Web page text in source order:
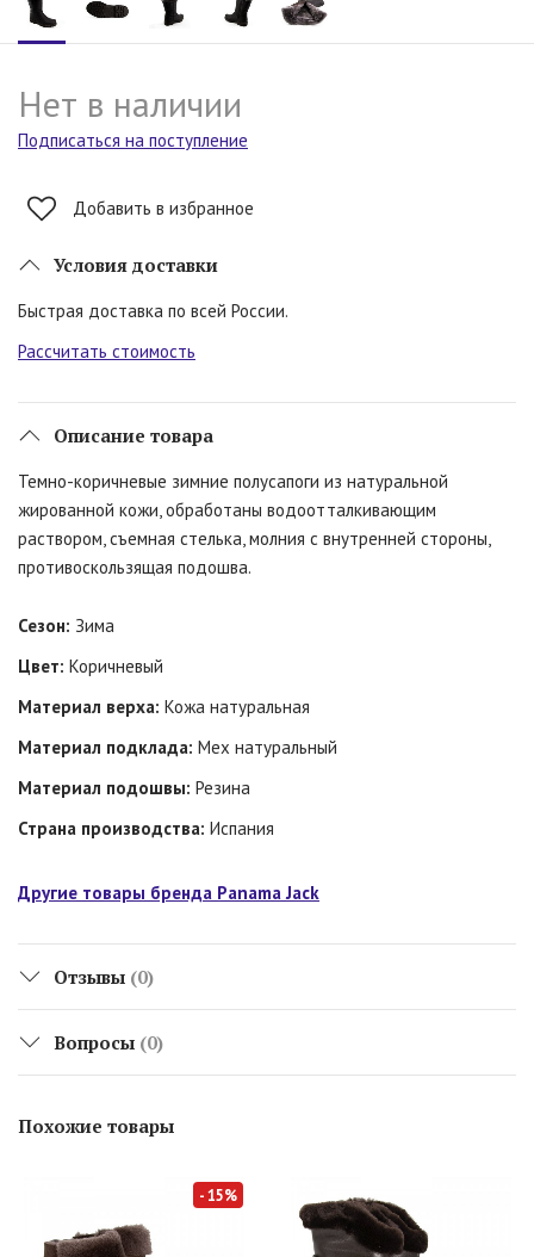
Нет в наличии
Подписаться на поступление
Добавить в избранное
Условия доставки
Быстрая доставка по всей России.
Рассчитать стоимость
Описание товара
Темно-коричневые зимние полусапоги из натуральной
жированной кожи, обработаны водоотталкивающим
раствором, съемная стелька, молния с внутренней стороны,
противоскользящая подошва.
Сезон: Зима
Цвет: Коричневый
Материал верха: Кожа натуральная
Материал подклада: Мех натуральный
Материал подошвы: Резина
Страна производства: Испания
Другие товары бренда Panama Jack
Отзывы (0)
Вопросы (0)
Похожие товары
- 15%